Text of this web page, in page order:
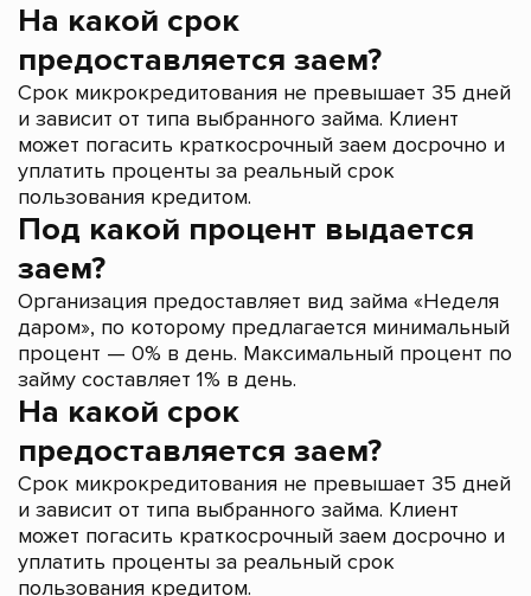
На какой срок
предоставляется заем?
Срок микрокредитования не превышает 35 дней
и зависит от типа выбранного займа. Клиент
может погасить краткосрочный заем досрочно и
уплатить проценты за реальный срок
пользования кредитом.
Под какой процент выдается
заем?
Организация предоставляет вид займа «Неделя
даром», по которому предлагается минимальный
процент — 0% в день. Максимальный процент по
займу составляет 1% в день.
На какой срок
предоставляется заем?
Срок микрокредитования не превышает 35 дней
и зависит от типа выбранного займа. Клиент
может погасить краткосрочный заем досрочно и
уплатить проценты за реальный срок
пользования кредитом.